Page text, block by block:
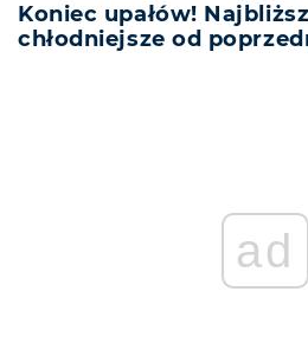
Koniec upałów!
chłodniejsze od